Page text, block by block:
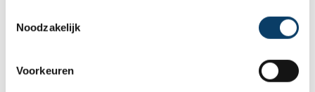
Noodzakelijk
Voorkeuren
Brassempouy. Hier vond men in 1892 de Venus